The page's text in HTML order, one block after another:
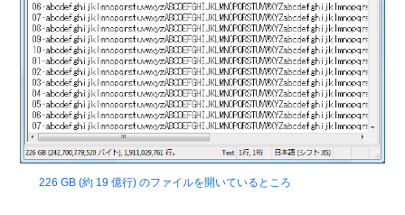
226 GB (約 19 億行) のファイルを開いているところ